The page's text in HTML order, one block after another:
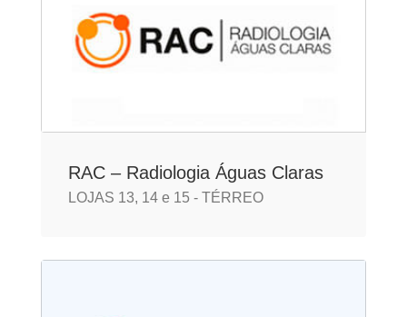
RAC – Radiologia Águas Claras
LOJAS 13, 14 e 15 - TÉRREO